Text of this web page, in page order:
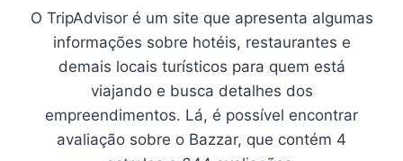
O TripAdvisor é um site que apresenta algumas
informações sobre hotéis, restaurantes e
demais locais turísticos para quem está
viajando e busca detalhes dos
empreendimentos. Lá, é possível encontrar
avaliação sobre o Bazzar, que contém 4